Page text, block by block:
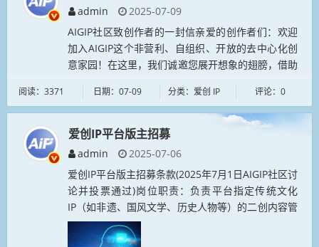
admin
2025-07-09
AIGIP社区致创作者的一封信亲爱的创作者们：欢迎
加入AIGIP这个非营利、自组织、开放的去中心化创
意家园！在这里，我们诚邀您展开想象的翅膀，借助
AI工具，挖掘并呈现IP人物的无限趣味与可能。
AIGIP社区深耕中国传...
阅读：3371 日期：07-09 分类：爱创 IP 评论：0
爱创IP平台版主招募
admin
2025-07-06
爱创IP平台版主招募条款(2025年7月1日AIGIP社区讨
论并投票通过)岗位职责：负责平台指定传统文化
IP（如非遗、国风文学、历史人物等）的二创内容管
理，包括审核用户投稿、维护主题分区秩序、挖掘优
质内容、组织话题互...